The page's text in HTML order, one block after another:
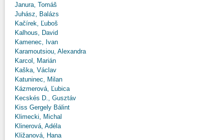
Janura, Tomáš
Juhász, Balázs
Kačírek, Ľuboš
Kalhous, David
Kamenec, Ivan
Karamoutsiou, Alexandra
Karcol, Marián
Kaška, Václav
Katuninec, Milan
Kázmerová, Ľubica
Kecskés D., Gusztáv
Kiss Gergely Bálint
Klimecki, Michal
Klinerová, Adéla
Kližanová, Hana